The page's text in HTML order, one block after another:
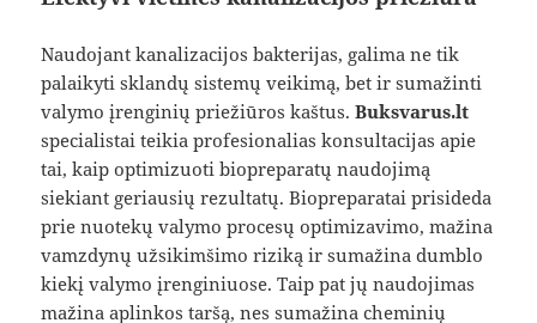
Naudojant kanalizacijos bakterijas, galima ne tik
palaikyti sklandų sistemų veikimą, bet ir sumažinti
valymo įrenginių priežiūros kaštus.Buksvarus.lt
specialistai teikia profesionalias konsultacijas apie
tai, kaip optimizuoti biopreparatų naudojimą
siekiant geriausių rezultatų. Biopreparatai prisideda
prie nuotekų valymo procesų optimizavimo, mažina
vamzdynų užsikimšimo riziką ir sumažina dumblo
kiekį valymo įrenginiuose. Taip pat jų naudojimas
mažina aplinkos taršą, nes sumažina cheminių